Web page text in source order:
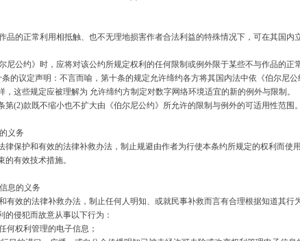
的正常利用相抵触、也不无理地损害作者合法利益的特殊情况下，可在其国内
公约》时，应将对该公约所规定权利的任何限制或例外限于某些不与作品的正
的议定声明：不言而喻，第十条的规定允许缔约各方将其国内法中依《伯尔尼
，这些规定应被理解为 允许缔约方制定对数字网络环境适宜的新的例外与限制。
(2)款既不缩小也不扩大由《伯尔尼公约》所允许的限制与例外的可适用性范围
义务
保护和有效的法律补救办法，制止规避由作者为行使本条约所规定的权利而使
有效技术措施。
息的义务
效的法律补救办法，制止任何人明知、或就民事补救而言有合理根据知道其行
侵犯而故意从事以下行为：
权利管理的电子信息；